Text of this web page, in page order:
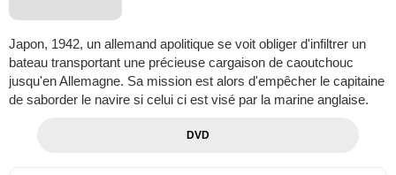
Japon, 1942, un allemand apolitique se voit obliger d'infiltrer un
bateau transportant une précieuse cargaison de caoutchouc
jusqu'en Allemagne. Sa mission est alors d'empêcher le capitaine
de saborder le navire si celui ci est visé par la marine anglaise.
DVD